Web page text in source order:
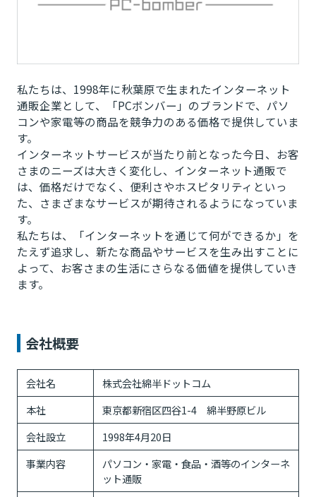
私たちは、1998年に秋葉原で生まれたインターネット
通販企業として、「PCボンバー」のブランドで、パソ
コンや家電等の商品を競争力のある価格で提供していま
す。
インターネットサービスが当たり前となった今日、お客
さまのニーズは大きく変化し、インターネット通販で
は、価格だけでなく、便利さやホスピタリティといっ
た、さまざまなサービスが期待されるようになっていま
す。
私たちは、「インターネットを通じて何ができるか」を
たえず追求し、新たな商品やサービスを生み出すことに
よって、お客さまの生活にさらなる価値を提供していき
ます。
会社概要
会社名
株式会社綿半ドットコム
本社
東京都新宿区四谷1-4 綿半野原ビル
会社設立
1998年4月20日
事業内容
パソコン・家電・食品・酒等のインターネ
ット通販